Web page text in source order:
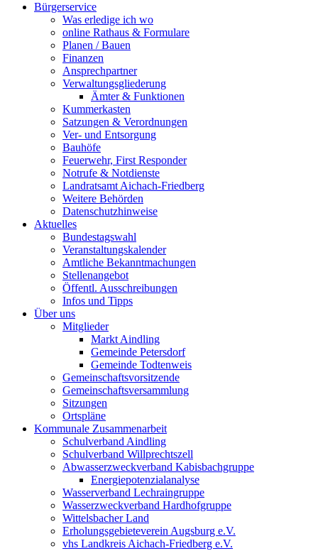
Bürgerservice
Was erledige ich wo
online Rathaus & Formulare
Planen / Bauen
Finanzen
Ansprechpartner
Verwaltungsgliederung
Ämter & Funktionen
Kummerkasten
Satzungen & Verordnungen
Ver- und Entsorgung
Bauhöfe
Feuerwehr, First Responder
Notrufe & Notdienste
Landratsamt Aichach-Friedberg
Weitere Behörden
Datenschutzhinweise
Aktuelles
Bundestagswahl
Veranstaltungskalender
Amtliche Bekanntmachungen
Stellenangebot
Öffentl. Ausschreibungen
Infos und Tipps
Über uns
Mitglieder
Markt Aindling
Gemeinde Petersdorf
Gemeinde Todtenweis
Gemeinschaftsvorsitzende
Gemeinschaftsversammlung
Sitzungen
Ortspläne
Kommunale Zusammenarbeit
Schulverband Aindling
Schulverband Willprechtszell
Abwasserzweckverband Kabisbachgruppe
Energiepotenzialanalyse
Wasserverband Lechraingruppe
Wasserzweckverband Hardhofgruppe
Wittelsbacher Land
Erholungsgebieteverein Augsburg e.V.
vhs Landkreis Aichach-Friedberg e.V.